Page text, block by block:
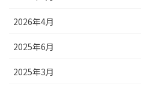
2026年4月
2025年6月
2025年3月